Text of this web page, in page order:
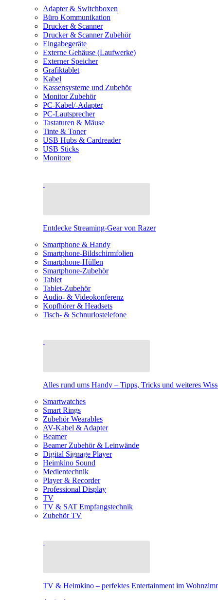
Adapter & Switchboxen
Büro Kommunikation
Drucker & Scanner
Drucker & Scanner Zubehör
Eingabegeräte
Externe Gehäuse (Laufwerke)
Externer Speicher
Grafiktablet
Kabel
Kassensysteme und Zubehör
Monitor Zubehör
PC-Kabel/-Adapter
PC-Lautsprecher
Tastaturen & Mäuse
Tinte & Toner
USB Hubs & Cardreader
USB Sticks
Monitore
Entdecke Streaming-Gear von Razer
Smartphone & Handy
Smartphone-Bildschirmfolien
Smartphone-Hüllen
Smartphone-Zubehör
Tablet
Tablet-Zubehör
Audio- & Videokonferenz
Kopfhörer & Headsets
Tisch- & Schnurlostelefone
Alles rund ums Handy – Tipps, Tricks und weiteres
Smartwatches
Smart Rings
Zubehör Wearables
AV-Kabel & Adapter
Beamer
Beamer Zubehör & Leinwände
Digital Signage Player
Heimkino Sound
Medientechnik
Player & Recorder
Professional Display
TV
TV & SAT Empfangstechnik
Zubehör TV
TV & Heimkino – perfektes Entertainment im